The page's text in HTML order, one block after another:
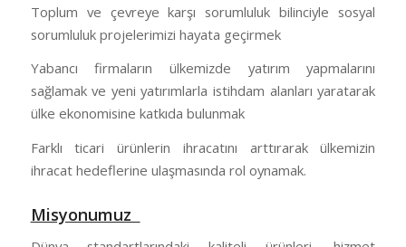
Toplum ve çevreye karşı sorumluluk bilinciyle sosyal
sorumluluk projelerimizi hayata geçirmek
Yabancı firmaların ülkemizde yatırım yapmalarını
sağlamak ve yeni yatırımlarla istihdam alanları yaratarak
ülke ekonomisine katkıda bulunmak
Farklı ticari ürünlerin ihracatını arttırarak ülkemizin
ihracat hedeflerine ulaşmasında rol oynamak.
Misyonumuz